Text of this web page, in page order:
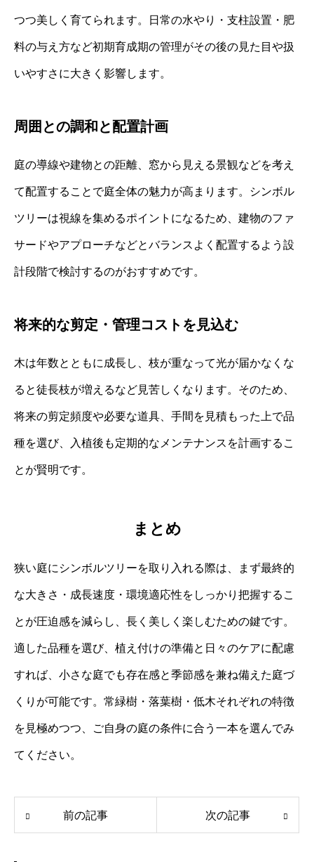
つつ美しく育てられます。日常の水やり・支柱設置・肥
料の与え方など初期育成期の管理がその後の見た目や扱
いやすさに大きく影響します。
周囲との調和と配置計画
庭の導線や建物との距離、窓から見える景観などを考え
て配置することで庭全体の魅力が高まります。シンボル
ツリーは視線を集めるポイントになるため、建物のファ
サードやアプローチなどとバランスよく配置するよう設
計段階で検討するのがおすすめです。
将来的な剪定・管理コストを見込む
木は年数とともに成長し、枝が重なって光が届かなくな
ると徒長枝が増えるなど見苦しくなります。そのため、
将来の剪定頻度や必要な道具、手間を見積もった上で品
種を選び、入植後も定期的なメンテナンスを計画するこ
とが賢明です。
まとめ
狭い庭にシンボルツリーを取り入れる際は、まず最終的
な大きさ・成長速度・環境適応性をしっかり把握するこ
とが圧迫感を減らし、長く美しく楽しむための鍵です。
適した品種を選び、植え付けの準備と日々のケアに配慮
すれば、小さな庭でも存在感と季節感を兼ね備えた庭づ
くりが可能です。常緑樹・落葉樹・低木それぞれの特徴
を見極めつつ、ご自身の庭の条件に合う一本を選んでみ
てください。
前の記事 次の記事